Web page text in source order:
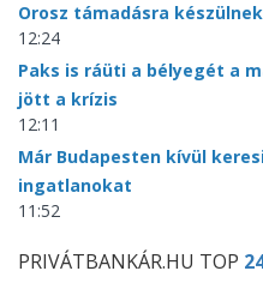
Orosz támadásra
12:24
Paks is ráüti a bélyegét a
jött a krízis
12:11
Már Budapesten kívül
ingatlanokat
11:52
PRIVÁTBANKÁR.HU TOP